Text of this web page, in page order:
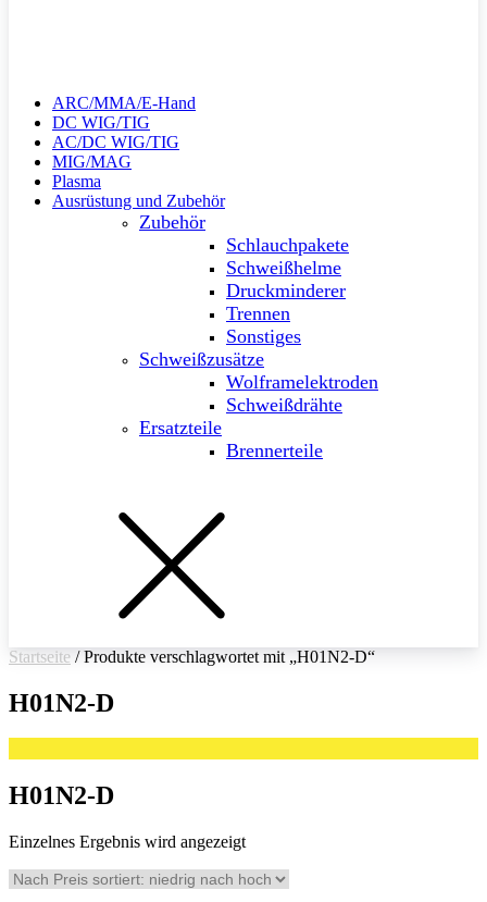
ARC/MMA/E-Hand
DC WIG/TIG
AC/DC WIG/TIG
MIG/MAG
Plasma
Ausrüstung und Zubehör
Zubehör
Schlauchpakete
Schweißhelme
Druckminderer
Trennen
Sonstiges
Schweißzusätze
Wolframelektroden
Schweißdrähte
Ersatzteile
Brennerteile
Startseite / Produkte verschlagwortet mit „H01N2-D“
H01N2-D
H01N2-D
Einzelnes Ergebnis wird angezeigt